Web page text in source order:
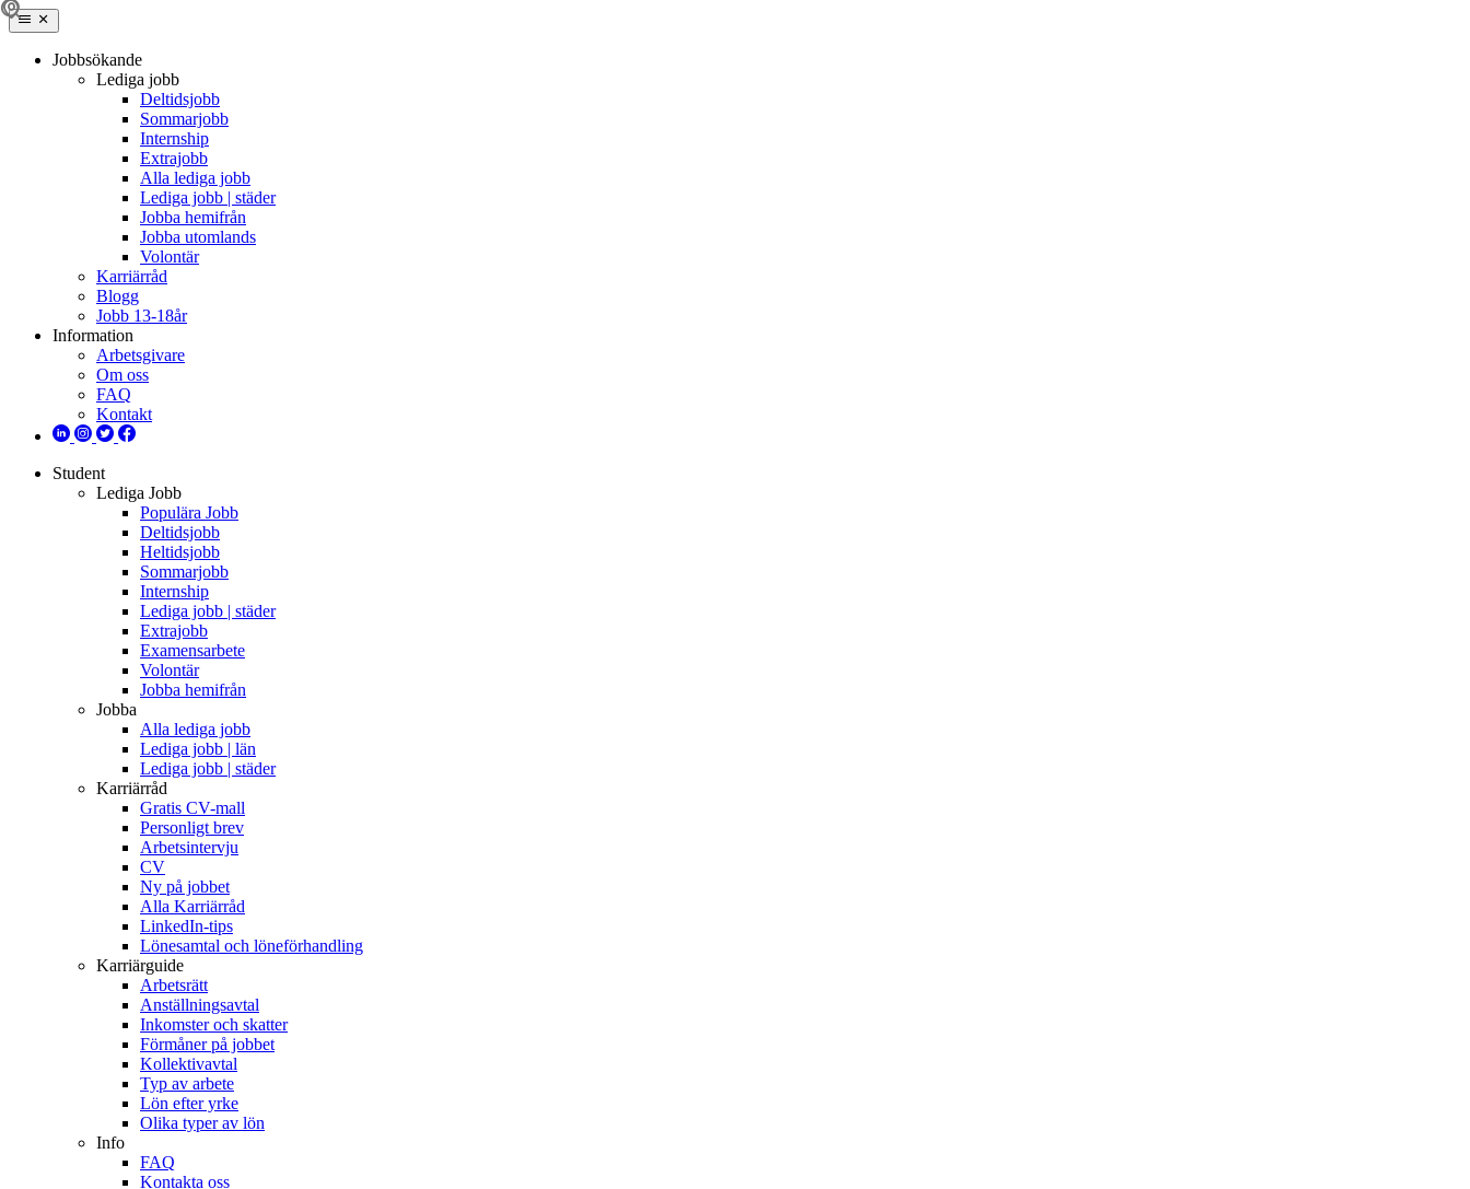
Jobbsökande
Lediga jobb
Deltidsjobb
Sommarjobb
Internship
Extrajobb
Alla lediga jobb
Lediga jobb | städer
Jobba hemifrån
Jobba utomlands
Volontär
Karriärråd
Blogg
Jobb 13-18år
Information
Arbetsgivare
Om oss
FAQ
Kontakt
Student
Lediga Jobb
Populära Jobb
Deltidsjobb
Heltidsjobb
Sommarjobb
Internship
Lediga jobb | städer
Extrajobb
Examensarbete
Volontär
Jobba hemifrån
Jobba
Alla lediga jobb
Lediga jobb | län
Lediga jobb | städer
Karriärråd
Gratis CV-mall
Personligt brev
Arbetsintervju
CV
Ny på jobbet
Alla Karriärråd
LinkedIn-tips
Lönesamtal och löneförhandling
Karriärguide
Arbetsrätt
Anställningsavtal
Inkomster och skatter
Förmåner på jobbet
Kollektivavtal
Typ av arbete
Lön efter yrke
Olika typer av lön
Info
FAQ
Kontakta oss